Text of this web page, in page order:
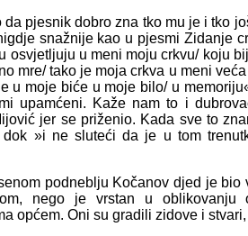
pjesnik dobro zna tko mu je i tko
snažnije kao u pjesmi Zidanje
osvjetljuju u meni moju crkvu/ koju
mre/ tako je moja crkva u meni
u moje biće u moje bilo/ u
upamćeni. Kaže nam to i
jer se priženio. Kada sve to
dok »i ne sluteći da je u tom
podneblju Kočanov djed je bio
nego je vrstan u oblikovanju
općem. Oni su gradili zidove i